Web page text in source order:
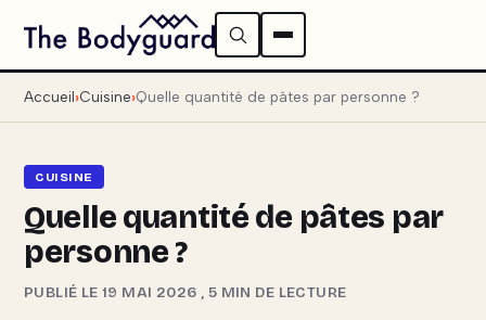
Accueil Cuisine Quelle quantité de pâtes par personne ?
CUISINE
Quelle quantité de pâtes par
personne ?
PUBLIÉ LE 19 MAI 2026 , 5 MIN DE LECTURE